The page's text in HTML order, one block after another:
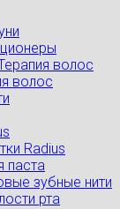
волос
волос
Radius
паста
зубные нити
рта